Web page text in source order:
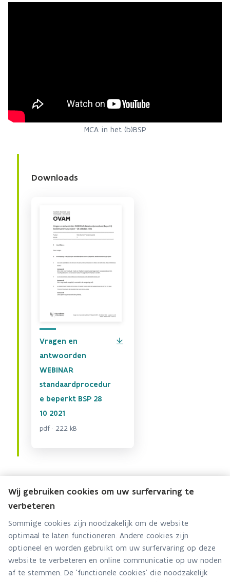
MCA in het (b)BSP
Downloads
Vragen en
antwoorden
WEBINAR
standaardprocedur
e beperkt BSP 28
10 2021
pdf · 222 kB
Team Informatie- & Kwaliteitsbeheer
Hebt u een vraag voor dit team? Stel ze hier:
Via contact formulier
Alle contactgegevens
Wij gebruiken cookies om uw surfervaring te
verbeteren
Sommige cookies zijn noodzakelijk om de website
optimaal te laten functioneren. Andere cookies zijn
optioneel en worden gebruikt om uw surfervaring op deze
website te verbeteren en online communicatie op uw noden
af te stemmen. De 'functionele cookies' die noodzakelijk